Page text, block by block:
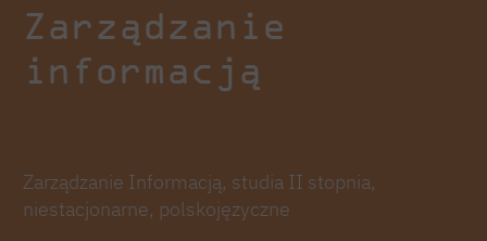
Zarządzanie
informacją
Zarządzanie Informacją, studia II stopnia,
niestacjonarne, polskojęzyczne